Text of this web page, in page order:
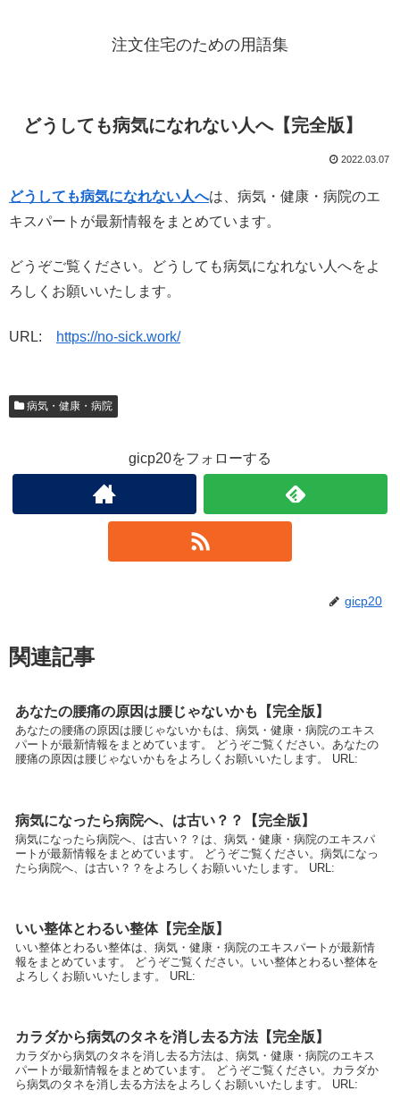
注文住宅のための用語集
どうしても病気になれない人へ【完全版】
2022.03.07
どうしても病気になれない人へは、病気・健康・病院のエ
キスパートが最新情報をまとめています。
どうぞご覧ください。どうしても病気になれない人へをよ
ろしくお願いいたします。
URL: https://no-sick.work/
病気・健康・病院
gicp20をフォローする
gicp20
関連記事
あなたの腰痛の原因は腰じゃないかも【完全版】
あなたの腰痛の原因は腰じゃないかもは、病気・健康・病院のエキス
パートが最新情報をまとめています。 どうぞご覧ください。あなたの
腰痛の原因は腰じゃないかもをよろしくお願いいたします。 URL:
病気になったら病院へ、は古い？？【完全版】
病気になったら病院へ、は古い？？は、病気・健康・病院のエキスパ
ートが最新情報をまとめています。 どうぞご覧ください。病気になっ
たら病院へ、は古い？？をよろしくお願いいたします。 URL:
いい整体とわるい整体【完全版】
いい整体とわるい整体は、病気・健康・病院のエキスパートが最新情
報をまとめています。 どうぞご覧ください。いい整体とわるい整体を
よろしくお願いいたします。 URL:
カラダから病気のタネを消し去る方法【完全版】
カラダから病気のタネを消し去る方法は、病気・健康・病院のエキス
パートが最新情報をまとめています。 どうぞご覧ください。カラダか
ら病気のタネを消し去る方法をよろしくお願いいたします。 URL: